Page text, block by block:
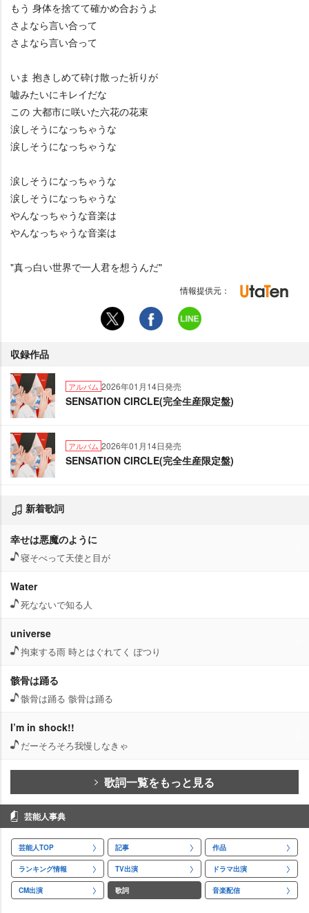
もう 身体を捨てて確かめ合おうよ
さよなら言い合って
さよなら言い合って
いま 抱きしめて砕け散った祈りが
嘘みたいにキレイだな
この 大都市に咲いた六花の花束
涙しそうになっちゃうな
涙しそうになっちゃうな
涙しそうになっちゃうな
涙しそうになっちゃうな
んなっちゃうな音楽は
んなっちゃうな音楽は
"真っ白い世界で一人君を想うんだ"
情報提供元：
収録作品
アルバム 2026年01月14日発売
SENSATION CIRCLE(完全生産限定盤)
アルバム 2026年01月14日発売
SENSATION CIRCLE(完全生産限定盤)
新着歌詞
幸せは悪魔のように
寝そべって天使と目が
Water
死なないで知る人
universe
拘束する雨 時とはぐれてく ぽつり
骸骨は踊る
骸骨は踊る 骸骨は踊る
I’m in shock!!
だーそろそろ我慢しなきゃ
歌詞一覧をもっと見る
芸能人事典
芸能人TOP 記事 作品
ランキング情報 TV出演 ドラマ出演
CM出演 歌詞 音楽配信